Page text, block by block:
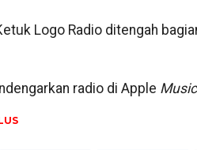
Logo Radio ditengah
radio di Apple Music